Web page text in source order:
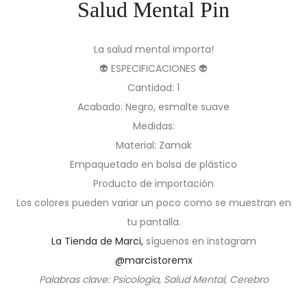
Salud Mental Pin
La salud mental importa!
👽 ESPECIFICACIONES 👽
Cantidad: 1
Acabado: Negro, esmalte suave
Medidas:
Material: Zamak
Empaquetado en bolsa de plástico
Producto de importación
Los colores pueden variar un poco como se muestran en
tu pantalla.
La Tienda de Marci, síguenos en instagram
@marcistoremx
Palabras clave: Psicología, Salud Mental, Cerebro